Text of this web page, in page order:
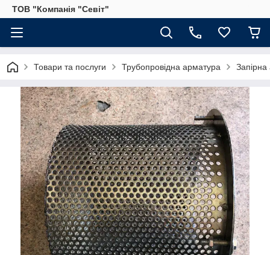
ТОВ "Компанія "Севіт"
Товари та послуги Трубопровідна арматура Запірна